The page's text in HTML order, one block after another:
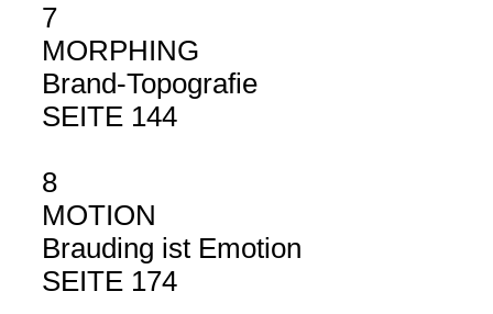
7
MORPHING
Brand-Topografie
SEITE 144
8
MOTION
Brauding ist Emotion
SEITE 174